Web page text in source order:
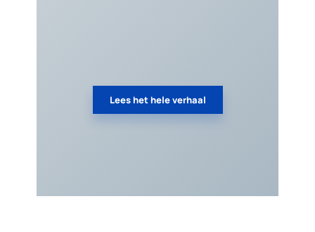
Lees het hele verhaal